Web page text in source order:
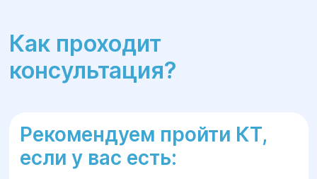
Как проходит
консультация?
Рекомендуем пройти КТ,
если у вас есть: